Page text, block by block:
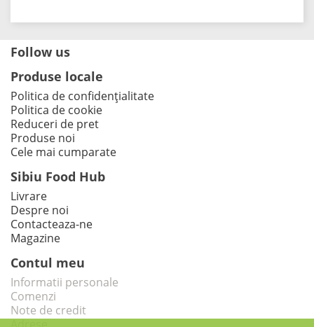
Follow us
Produse locale
Politica de confidențialitate
Politica de cookie
Reduceri de pret
Produse noi
Cele mai cumparate
Sibiu Food Hub
Livrare
Despre noi
Contacteaza-ne
Magazine
Contul meu
Informatii personale
Comenzi
Note de credit